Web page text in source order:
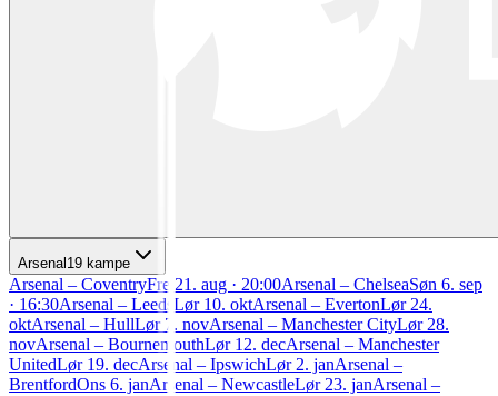
Arsenal 19 kampe
Arsenal – CoventryFre 21. aug · 20:00Arsenal – ChelseaSøn 6. sep
· 16:30Arsenal – Leeds Lør 10. oktArsenal – EvertonLør 24.
oktArsenal – HullLør 7. novArsenal – Manchester CityLør 28.
novArsenal – BournemouthLør 12. decArsenal – Manchester
UnitedLør 19. decArsenal – IpswichLør 2. janArsenal –
BrentfordOns 6. janArsenal – NewcastleLør 23. janArsenal –